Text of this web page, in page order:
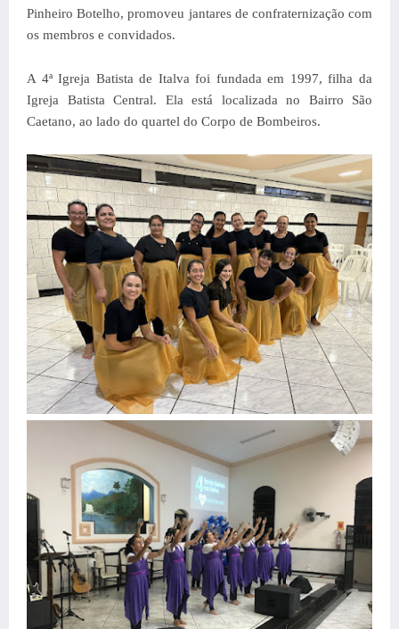
Pinheiro Botelho, promoveu jantares de confraternização com
os membros e convidados.
A 4ª Igreja Batista de Italva foi fundada em 1997, filha da
Igreja Batista Central. Ela está localizada no Bairro São
Caetano, ao lado do quartel do Corpo de Bombeiros.